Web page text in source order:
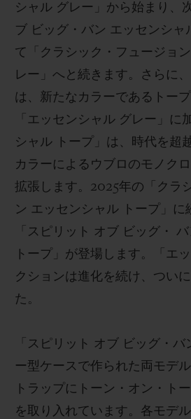
シャル グレー」から始まり、
ブ ビッグ・バン エッセンシャ
て「クラシック・フュージョ
レー」へと続きます。さらに
は、新たなカラーであるトー
「エッセンシャル グレー」に
シャル トープ」は、時代を超
カラーによるウブロのモノク
拡張します。2025年の「クラ
ン エッセンシャル トープ」に
「スピリット オブ ビッグ・
トープ」が登場します。「エ
クションは進化を続け、つい
た。
「スピリット オブ ビッグ・
ー型ケースで作られた両モデ
トラップにトーン・オン・ト
を取り入れています。各モデ